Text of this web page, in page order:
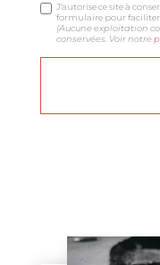
J'autorise ce site à
formulaire pour faciliter
(Aucune exploitation
conservées. Voir notre